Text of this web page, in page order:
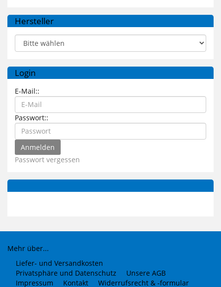
Hersteller
Login
E-Mail::
Passwort::
Passwort vergessen
Mehr über...
Liefer- und Versandkosten
Privatsphäre und Datenschutz
Unsere AGB
Impressum
Kontakt Widerrufsrecht & -formular